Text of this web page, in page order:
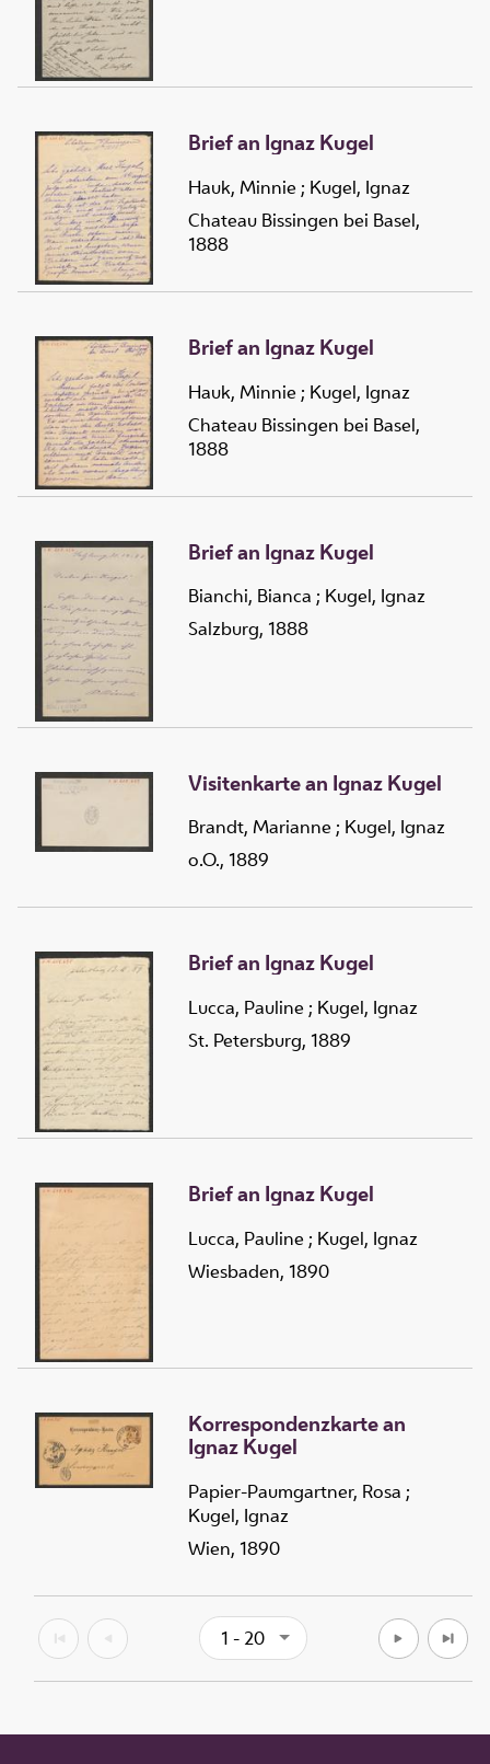
Brief an Ignaz Kugel
Hauk, Minnie ; Kugel, Ignaz
Chateau Bissingen bei Basel,
1888
Brief an Ignaz Kugel
Hauk, Minnie ; Kugel, Ignaz
Chateau Bissingen bei Basel,
1888
Brief an Ignaz Kugel
Bianchi, Bianca ; Kugel, Ignaz
Salzburg, 1888
Visitenkarte an Ignaz Kugel
Brandt, Marianne ; Kugel, Ignaz
o.O., 1889
Brief an Ignaz Kugel
Lucca, Pauline ; Kugel, Ignaz
St. Petersburg, 1889
Brief an Ignaz Kugel
Lucca, Pauline ; Kugel, Ignaz
Wiesbaden, 1890
Korrespondenzkarte an
Ignaz Kugel
Papier-Paumgartner, Rosa ;
Kugel, Ignaz
Wien, 1890
1 - 20